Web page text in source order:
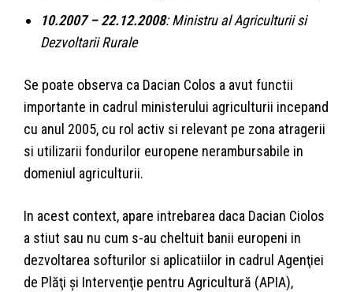
10.2007 – 22.12.2008: Ministru al Agriculturii si
Dezvoltarii Rurale
Se poate observa ca Dacian Colos a avut functii
importante in cadrul ministerului agriculturii incepand
cu anul 2005, cu rol activ si relevant pe zona atragerii
si utilizarii fondurilor europene nerambursabile in
domeniul agriculturii.
In acest context, apare intrebarea daca Dacian Ciolos
a stiut sau nu cum s-au cheltuit banii europeni in
dezvoltarea softurilor si aplicatiilor in cadrul Agenţiei
de Plăţi şi Intervenţie pentru Agricultură (APIA),